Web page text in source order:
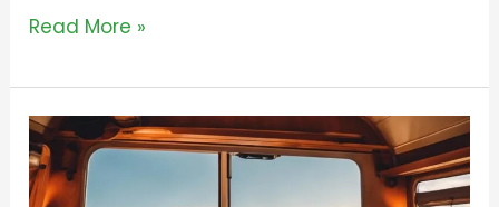
Read More »
Alles
over
kachel